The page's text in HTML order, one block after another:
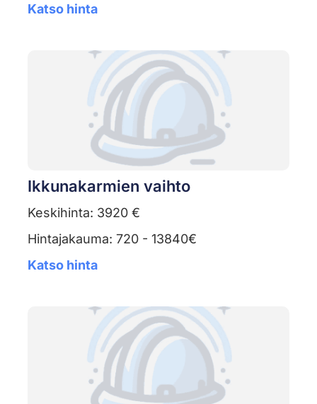
Katso hinta
Ikkunakarmien vaihto
Keskihinta: 3920 €
Hintajakauma: 720 - 13840€
Katso hinta